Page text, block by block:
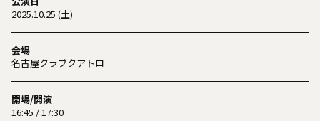
2025.10.25 (土)
会場
名古屋クラブクアトロ
開場/開演
16:45 / 17:30